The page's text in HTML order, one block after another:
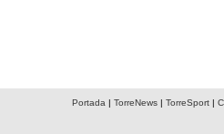
Portada | TorreNews| TorreSport|